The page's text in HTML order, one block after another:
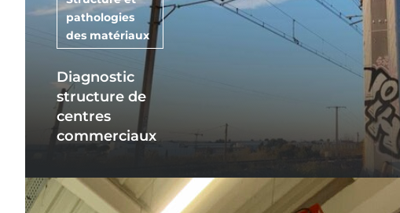
pathologies
des matériaux
Diagnostic
structure de
centres
commerciaux